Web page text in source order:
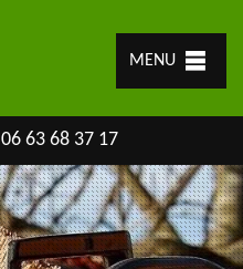
MENU
06 63 68 37 17